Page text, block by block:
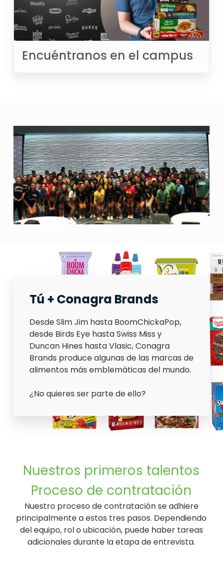
Encuéntranos en el campus
Tú + Conagra Brands
Desde Slim Jim hasta BoomChickaPop,
desde Birds Eye hasta Swiss Miss y
Duncan Hines hasta Vlasic, Conagra
Brands produce algunas de las marcas de
alimentos más emblemáticas del mundo.
¿No quieres ser parte de ello?
Nuestros primeros talentos
Proceso de contratación
Nuestro proceso de contratación se adhiere
principalmente a estos tres pasos. Dependiendo
del equipo, rol o ubicación, puede haber tareas
adicionales durante la etapa de entrevista.